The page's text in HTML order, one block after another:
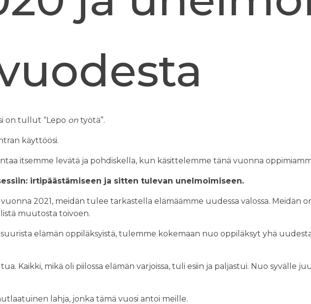
on tullut “Lepo on työtä”.
käyttöösi.
itsemme levätä ja pohdiskella, kun käsittelemme tänä vuonna
irtipäästämiseen ja sitten tulevan unelmoimiseen.
2021, meidän tulee tarkastella elämäämme uudessa valossa. Meidän
muutosta toivoen.
elämän oppiläksyistä, tulemme kokemaan nuo oppiläksyt yhä
Kaikki, mikä oli piilossa elämän varjoissa, tuli esiin ja paljastui. Nuo syvälle
lahja, jonka tämä vuosi antoi meille.